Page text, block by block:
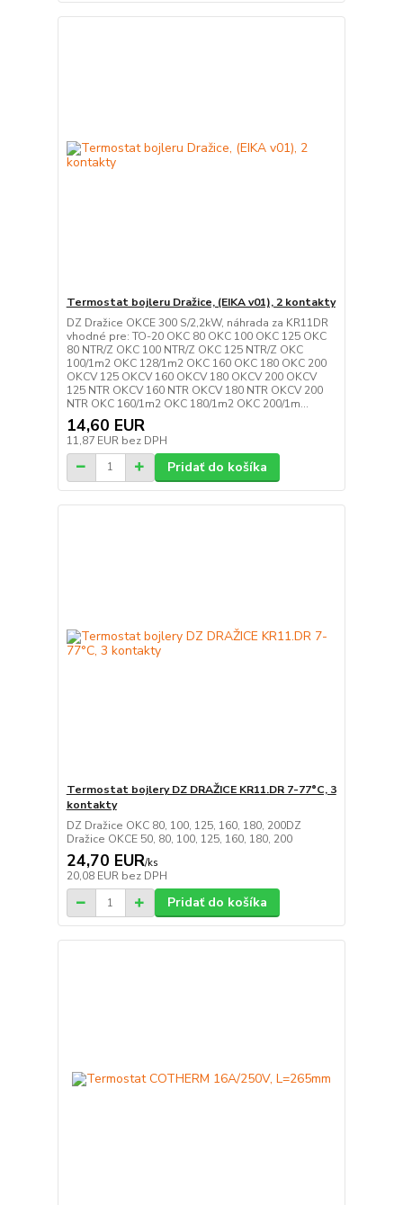
Termostat bojleru Dražice, (EIKA v01), 2 kontakty
DZ Dražice OKCE 300 S/2,2kW, náhrada za KR11DR
vhodné pre: TO-20 OKC 80 OKC 100 OKC 125 OKC
80 NTR/Z OKC 100 NTR/Z OKC 125 NTR/Z OKC
100/1m2 OKC 128/1m2 OKC 160 OKC 180 OKC 200
OKCV 125 OKCV 160 OKCV 180 OKCV 200 OKCV
125 NTR OKCV 160 NTR OKCV 180 NTR OKCV 200
NTR OKC 160/1m2 OKC 180/1m2 OKC 200/1m...
14,60 EUR
11,87 EUR bez DPH
Pridať do košíka
Termostat bojlery DZ DRAŽICE KR11.DR 7-77°C, 3
kontakty
DZ Dražice OKC 80, 100, 125, 160, 180, 200DZ
Dražice OKCE 50, 80, 100, 125, 160, 180, 200
24,70 EUR/ks
20,08 EUR bez DPH
Pridať do košíka